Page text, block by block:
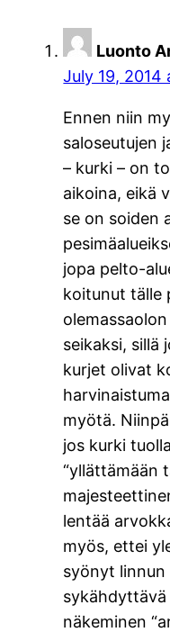
Luonto
July 19, 2014
Ennen niin
saloseutujen
– kurki – on
aikoina, eikä
se on soiden
jopa pelto-
koitunut tälle
seikaksi, sillä
kurjet olivat
myötä.
jos kurki
“yllättämään
lentää
myös, ettei
syönyt
näkeminen